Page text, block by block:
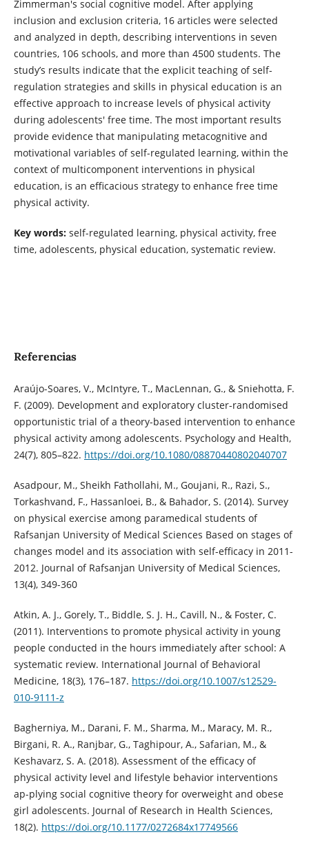
Zimmerman's social cognitive model. After applying
inclusion and exclusion criteria, 16 articles were selected
and analyzed in depth, describing interventions in seven
countries, 106 schools, and more than 4500 students. The
study’s results indicate that the explicit teaching of self-
regulation strategies and skills in physical education is an
effective approach to increase levels of physical activity
during adolescents' free time. The most important results
provide evidence that manipulating metacognitive and
motivational variables of self-regulated learning, within the
context of multicomponent interventions in physical
education, is an efficacious strategy to enhance free time
physical activity.
Key words: self-regulated learning, physical activity, free
time, adolescents, physical education, systematic review.
Referencias
Araújo-Soares, V., McIntyre, T., MacLennan, G., & Sniehotta, F.
F. (2009). Development and exploratory cluster-randomised
opportunistic trial of a theory-based intervention to enhance
physical activity among adolescents. Psychology and Health,
24(7), 805–822. https://doi.org/10.1080/08870440802040707
Asadpour, M., Sheikh Fathollahi, M., Goujani, R., Razi, S.,
Torkashvand, F., Hassanloei, B., & Bahador, S. (2014). Survey
on physical exercise among paramedical students of
Rafsanjan University of Medical Sciences Based on stages of
changes model and its association with self-efficacy in 2011-
2012. Journal of Rafsanjan University of Medical Sciences,
13(4), 349-360
Atkin, A. J., Gorely, T., Biddle, S. J. H., Cavill, N., & Foster, C.
(2011). Interventions to promote physical activity in young
people conducted in the hours immediately after school: A
systematic review. International Journal of Behavioral
Medicine, 18(3), 176–187. https://doi.org/10.1007/s12529-
010-9111-z
Bagherniya, M., Darani, F. M., Sharma, M., Maracy, M. R.,
Birgani, R. A., Ranjbar, G., Taghipour, A., Safarian, M., &
Keshavarz, S. A. (2018). Assessment of the efficacy of
physical activity level and lifestyle behavior interventions
ap-plying social cognitive theory for overweight and obese
girl adolescents. Journal of Research in Health Sciences,
18(2). https://doi.org/10.1177/0272684x17749566